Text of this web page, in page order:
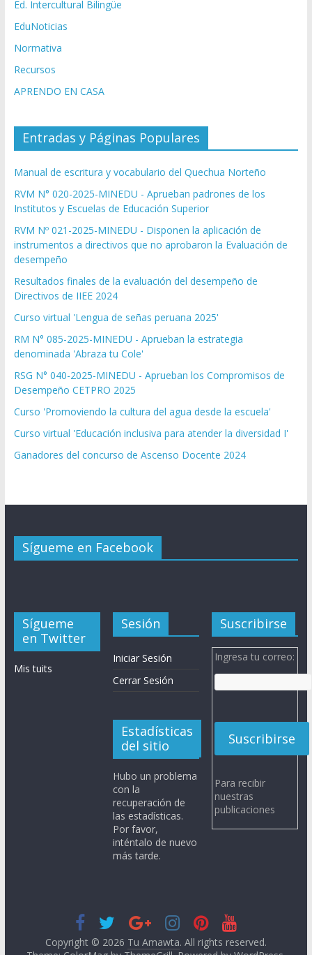
Ed. Intercultural Bilingüe
EduNoticias
Normativa
Recursos
APRENDO EN CASA
Entradas y Páginas Populares
Manual de escritura y vocabulario del Quechua Norteño
RVM N° 020-2025-MINEDU - Aprueban padrones de los
Institutos y Escuelas de Educación Superior
RVM Nº 021-2025-MINEDU - Disponen la aplicación de
instrumentos a directivos que no aprobaron la Evaluación de
desempeño
Resultados finales de la evaluación del desempeño de
Directivos de IIEE 2024
Curso virtual 'Lengua de señas peruana 2025'
RM N° 085-2025-MINEDU - Aprueban la estrategia
denominada 'Abraza tu Cole'
RSG N° 040-2025-MINEDU - Aprueban los Compromisos de
Desempeño CETPRO 2025
Curso 'Promoviendo la cultura del agua desde la escuela'
Curso virtual 'Educación inclusiva para atender la diversidad I'
Ganadores del concurso de Ascenso Docente 2024
Sígueme en Facebook
Sígueme
en Twitter
Mis tuits
Sesión
Iniciar Sesión
Cerrar Sesión
Estadísticas
del sitio
Hubo un problema
con la
recuperación de
las estadísticas.
Por favor,
inténtalo de nuevo
más tarde.
Suscribirse
Ingresa tu correo:
Para recibir
nuestras
publicaciones
Copyright © 2026 Tu Amawta. All rights reserved.